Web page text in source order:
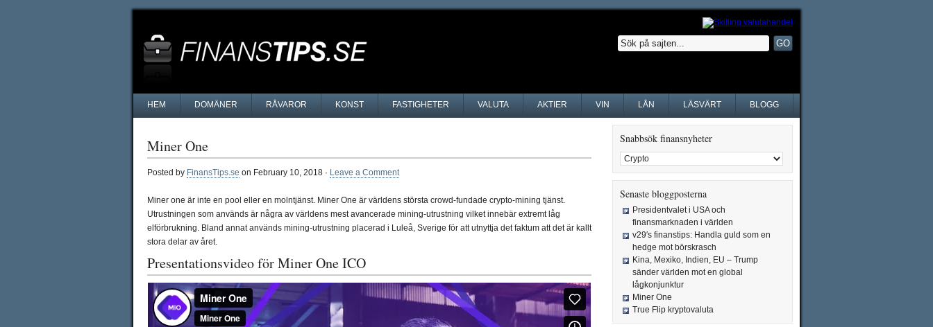
HEM DOMÄNER RÅVAROR KONST FASTIGHETER VALUTA AKTIER VIN LÅN LÄSVÄRT BLOGG
Miner One
Posted by FinansTips.se on February 10, 2018 · Leave a Comment
Miner one är inte en pool eller en molntjänst. Miner One är världens största crowd-fundade crypto-mining tjänst.
Utrustningen som används är några av världens mest avancerade mining-utrustning vilket innebär extremt låg
elförbrukning. Bland annat används mining-utrustning placerad i Luleå, Sverige för att utnyttja det faktum att det är kallt
stora delar av året.
Presentationsvideo för Miner One ICO
Snabbsök finansnyheter
Senaste bloggposterna
Presidentvalet i USA och
finansmarknaden i världen
v29′s finanstips: Handla guld som en
hedge mot börskrasch
Kina, Mexiko, Indien, EU – Trump
sänder världen mot en global
lågkonjunktur
Miner One
True Flip kryptovaluta